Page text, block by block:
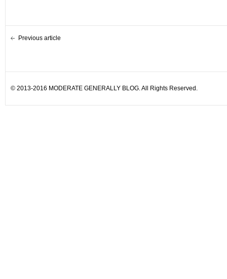
Previous article
© 2013-2016 MODERATE GENERALLY BLOG. All Rights Reserved.